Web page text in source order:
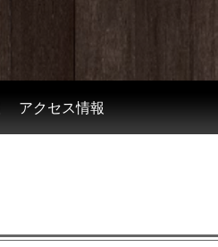
アクセス情報